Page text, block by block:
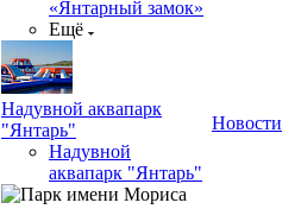
«Янтарный замок»
Ещё
Надувной аквапарк
"Янтарь"
Надувной
аквапарк "Янтарь"
Новости